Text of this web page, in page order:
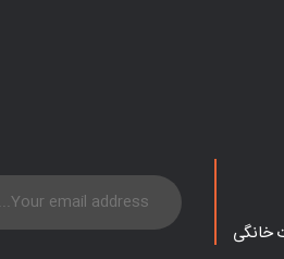
خانگی